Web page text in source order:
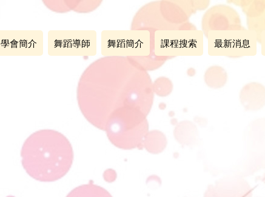
學會簡介 舞蹈導師 舞蹈簡介 課程搜索 最新消息